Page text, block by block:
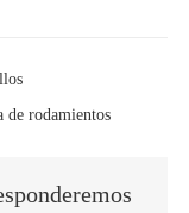
de rodamientos